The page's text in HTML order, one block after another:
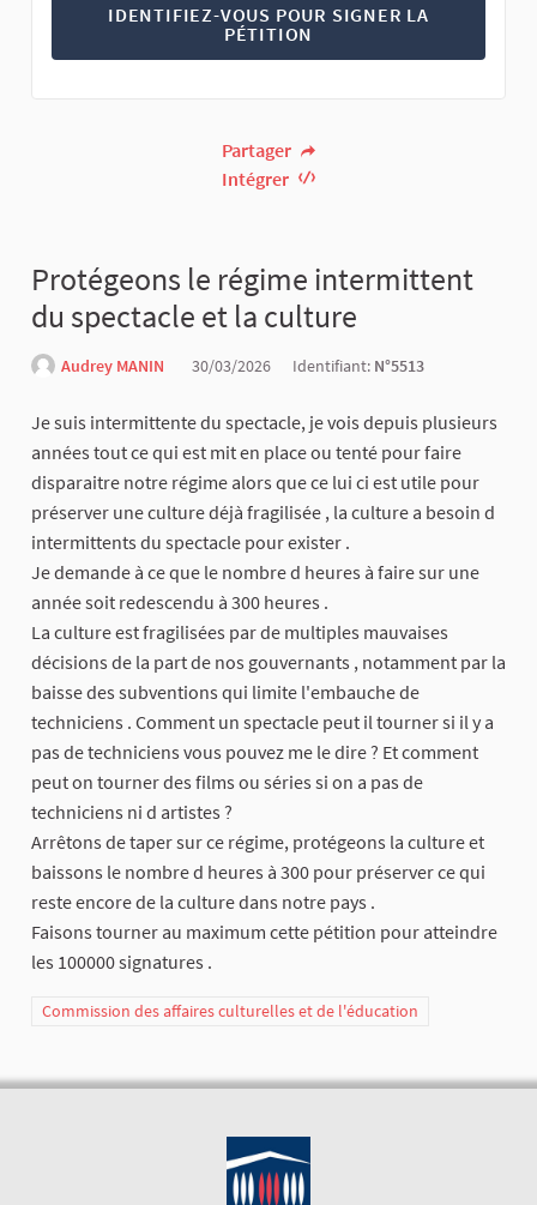
IDENTIFIEZ-VOUS POUR SIGNER LA
PÉTITION
Partager
Intégrer
Protégeons le régime intermittent
du spectacle et la culture
Audrey MANIN 30/03/2026 Identifiant: N°5513
Je suis intermittente du spectacle, je vois depuis plusieurs
années tout ce qui est mit en place ou tenté pour faire
disparaitre notre régime alors que ce lui ci est utile pour
préserver une culture déjà fragilisée , la culture a besoin d
intermittents du spectacle pour exister .
Je demande à ce que le nombre d heures à faire sur une
année soit redescendu à 300 heures .
La culture est fragilisées par de multiples mauvaises
décisions de la part de nos gouvernants , notamment par la
baisse des subventions qui limite l'embauche de
techniciens . Comment un spectacle peut il tourner si il y a
pas de techniciens vous pouvez me le dire ? Et comment
peut on tourner des films ou séries si on a pas de
techniciens ni d artistes ?
Arrêtons de taper sur ce régime, protégeons la culture et
baissons le nombre d heures à 300 pour préserver ce qui
reste encore de la culture dans notre pays .
Faisons tourner au maximum cette pétition pour atteindre
les 100000 signatures .
Commission des affaires culturelles et de l'éducation